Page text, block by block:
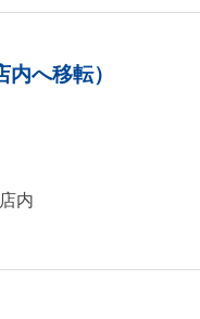
へ移転）
内